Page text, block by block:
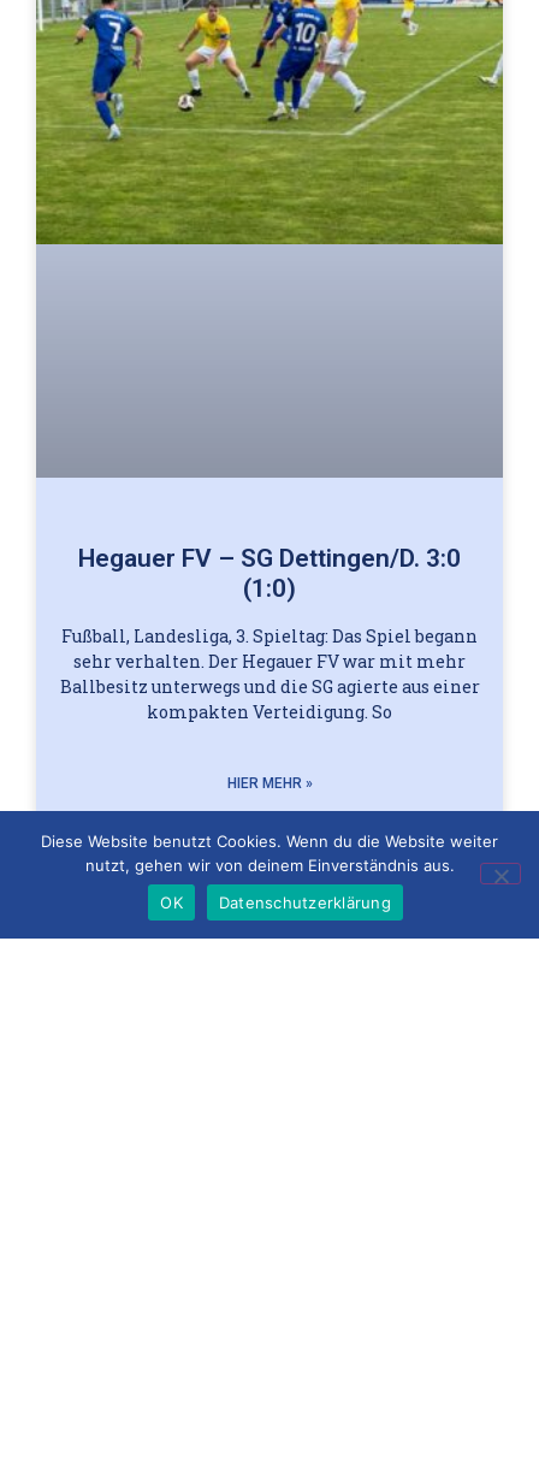
Hegauer FV – SG Dettingen/D. 3:0
(1:0)
Fußball, Landesliga, 3. Spieltag: Das Spiel begann
sehr verhalten. Der Hegauer FV war mit mehr
Ballbesitz unterwegs und die SG agierte aus einer
kompakten Verteidigung. So
HIER MEHR »
Oliver Mayer 1. September 2025
Diese Website benutzt Cookies. Wenn du die Website weiter
nutzt, gehen wir von deinem Einverständnis aus.
OK
Datenschutzerklärung